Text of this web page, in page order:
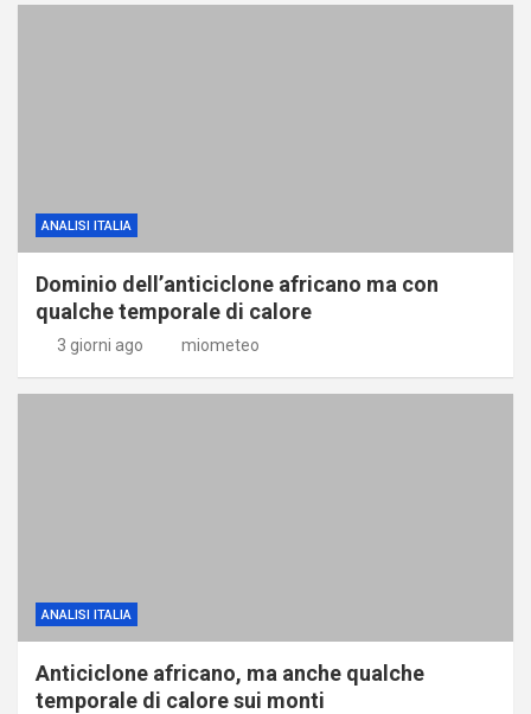
ANALISI ITALIA
Dominio dell’anticiclone africano ma con
qualche temporale di calore
3 giorni ago miometeo
ANALISI ITALIA
Anticiclone africano, ma anche qualche
temporale di calore sui monti